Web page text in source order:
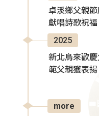
卓溪鄉父親
獻唱詩歌祝福
2025
新北烏來歡
範父親獲表揚
more